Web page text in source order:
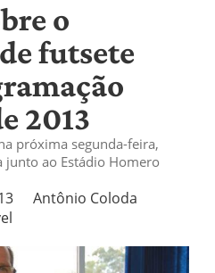
o
futsete
2013
próxima segunda-feira,
junto ao Estádio Homero
Antônio Coloda